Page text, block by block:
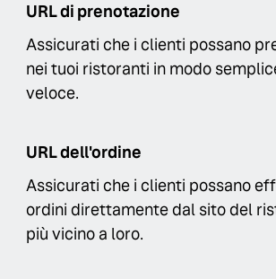
URL di prenotazione
Assicurati che i clienti possano
nei tuoi ristoranti in modo
veloce.
URL dell'ordine
Assicurati che i clienti possano
ordini direttamente dal sito del
più vicino a loro.